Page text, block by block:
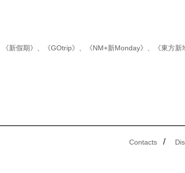
《新假期》 《GOtrip》 《NM+新Monday》 《東方新
Contacts /